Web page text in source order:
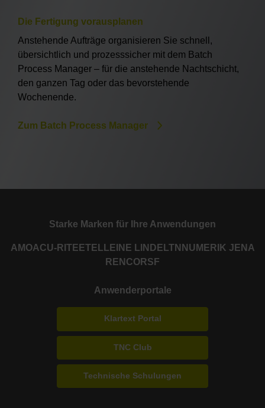
Die Fertigung vorausplanen
Anstehende Aufträge organisieren Sie schnell,
übersichtlich und prozesssicher mit dem Batch
Process Manager – für die anstehende Nachtschicht,
den ganzen Tag oder das bevorstehende
Wochenende.
Zum Batch Process Manager
Starke Marken für Ihre Anwendungen
AMOACU-RITE ETEL LEINE LINDE LTN NUMERIK JENA
RENCORSF
Anwenderportale
Klartext Portal
TNC Club
Technische Schulungen